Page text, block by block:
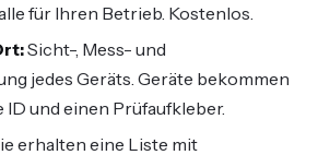
für Ihren Betrieb. Kostenlos.
Sicht-, Mess- und
jedes Geräts. Geräte bekommen
ID und einen Prüfaufkleber.
erhalten eine Liste mit